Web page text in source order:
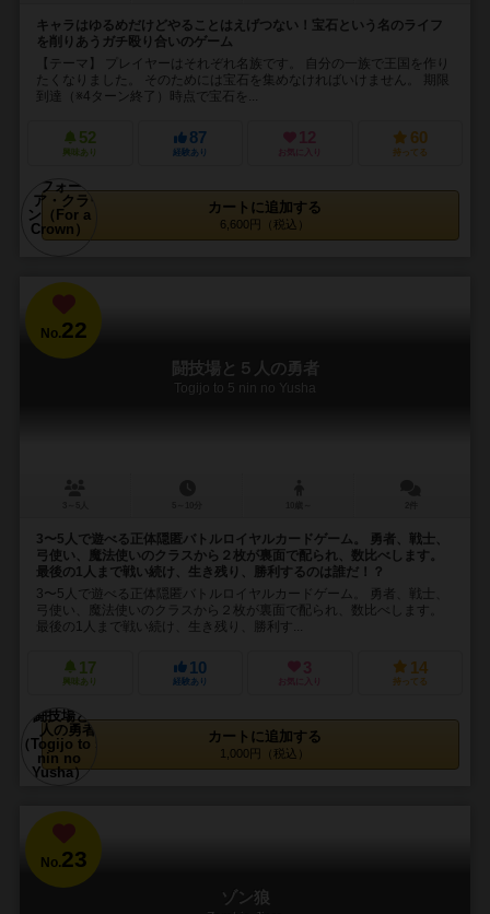
キャラはゆるめだけどやることはえげつない！宝石という名のライフ
を削りあうガチ殴り合いのゲーム
【テーマ】 プレイヤーはそれぞれ名族です。 自分の一族で王国を作り
たくなりました。 そのためには宝石を集めなければいけません。 期限
到達（※4ターン終了）時点で宝石を...
52
興味あり
87
経験あり
12
お気に入り
60
持ってる
カートに追加する
6,600円（税込）
No.22
闘技場と５人の勇者
Togijo to 5 nin no Yusha
3〜5人で遊べる正体隠匿バトルロイヤルカードゲーム。 勇者、戦士、
弓使い、魔法使いのクラスから２枚が裏面で配られ、数比べします。
最後の1人まで戦い続け、生き残り、勝利するのは誰だ！？
3〜5人で遊べる正体隠匿バトルロイヤルカードゲーム。 勇者、戦士、
弓使い、魔法使いのクラスから２枚が裏面で配られ、数比べします。
最後の1人まで戦い続け、生き残り、勝利す...
17
興味あり
10
経験あり
3
お気に入り
14
持ってる
カートに追加する
1,000円（税込）
No.23
ゾン狼